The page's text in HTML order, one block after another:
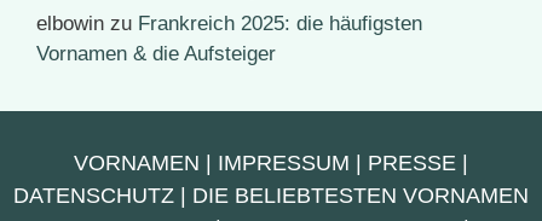
elbowin zu Frankreich 2025: die häufigsten
Vornamen & die Aufsteiger
VORNAMEN | IMPRESSUM | PRESSE |
DATENSCHUTZ | DIE BELIEBTESTEN VORNAMEN